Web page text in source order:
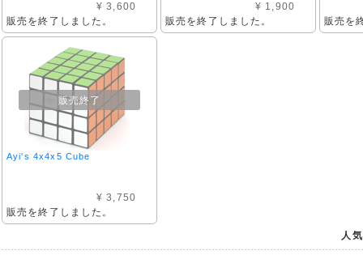
¥ 3,600
販売を終了しました。
¥ 1,900
販売を終了しました。 販売を
販売終了
Ayi's 4x4x5 Cube
¥ 3,750
販売を終了しました。
人